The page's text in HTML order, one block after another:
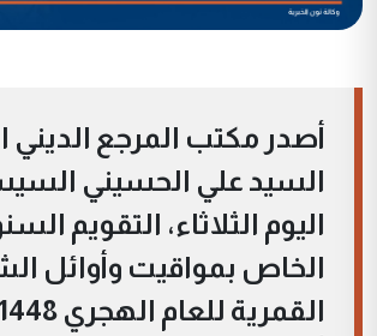
أصدر مكتب المرجع الديني
السيد علي الحسيني
اليوم الثلاثاء، التقويم
الخاص بمواقيت وأوائل